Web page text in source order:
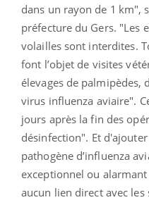
dans un rayon de 1 km",
préfecture du Gers. "Les
volailles sont interdites.
font l’objet de visites
élevages de palmipèdes,
virus influenza aviaire".
jours après la fin des
désinfection". Et
pathogène d’influenza
exceptionnel ou
aucun lien direct avec